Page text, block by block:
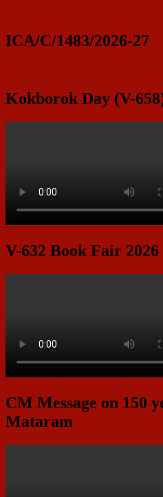
ICA/C/1483/2026-27
Kokborok Day (V-
V-632 Book Fair 2026
CM Message on 150
Mataram